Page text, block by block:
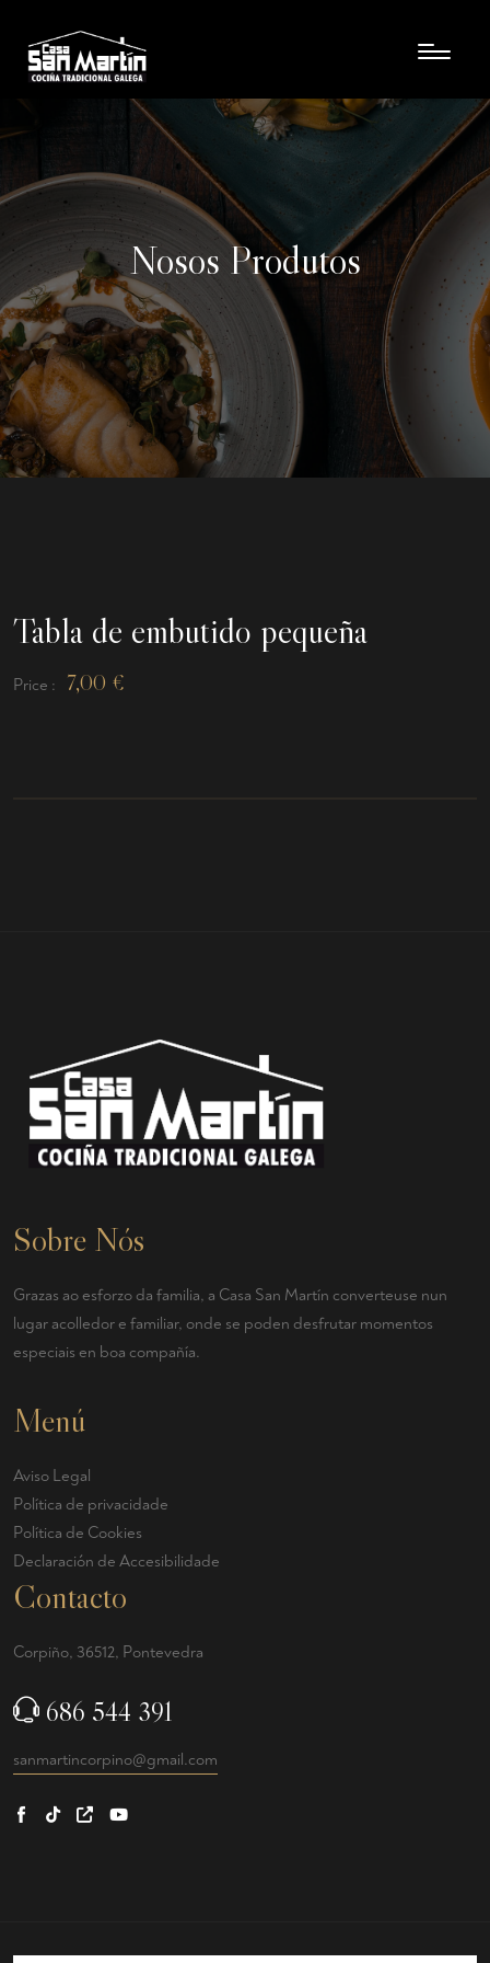
Nosos Produtos
Tabla de embutido pequeña
Price : 7,00 €
Sobre Nós
Grazas ao esforzo da familia, a Casa San Martín converteuse nun
lugar acolledor e familiar, onde se poden desfrutar momentos
especiais en boa compañía.
Menú
Aviso Legal
Política de privacidade
Política de Cookies
Declaración de Accesibilidade
Contacto
Corpiño, 36512, Pontevedra
686 544 391
sanmartincorpino@gmail.com